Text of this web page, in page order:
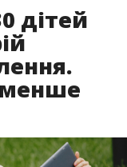
дітей
менше